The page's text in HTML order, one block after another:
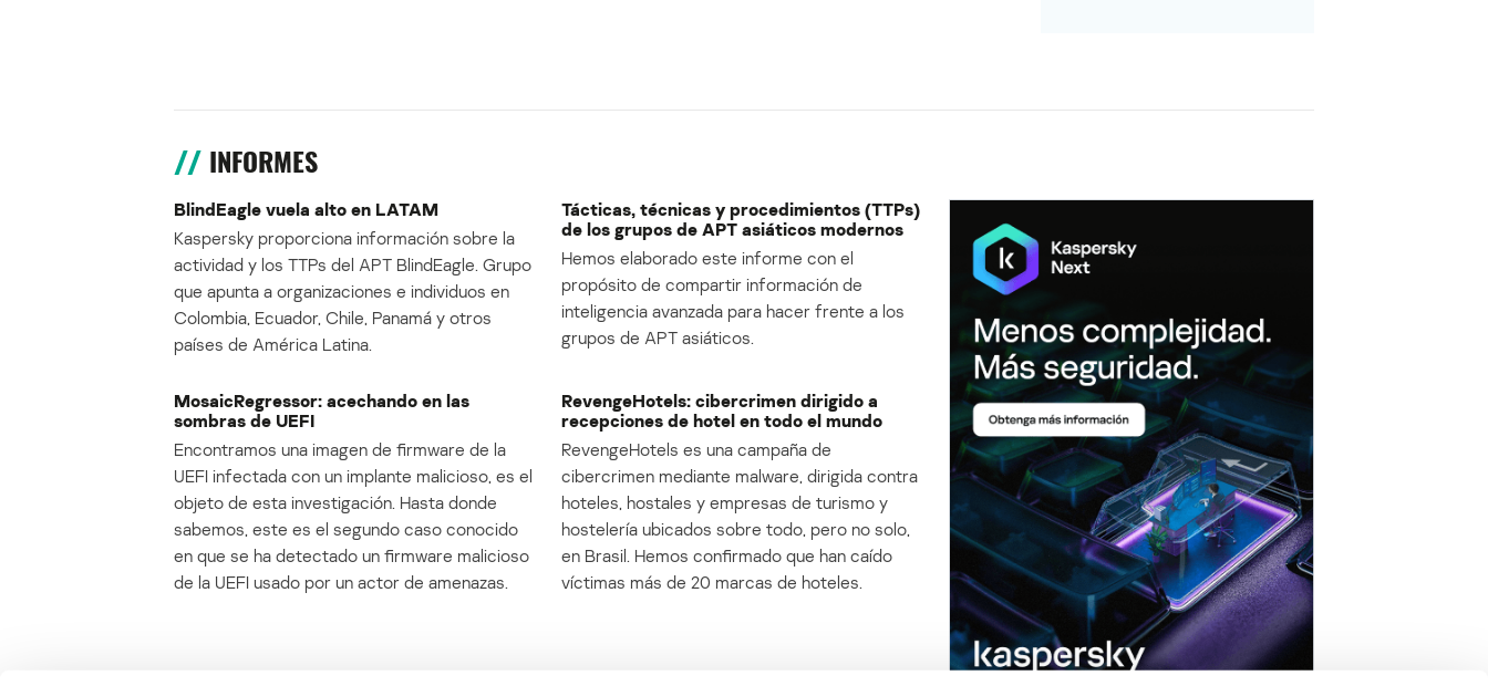
INFORMES
BlindEagle vuela alto en LATAM
Kaspersky proporciona información sobre la
actividad y los TTPs del APT BlindEagle. Grupo
que apunta a organizaciones e individuos en
Colombia, Ecuador, Chile, Panamá y otros
países de América Latina.
Tácticas, técnicas y procedimientos (TTPs)
de los grupos de APT asiáticos modernos
Hemos elaborado este informe con el
propósito de compartir información de
inteligencia avanzada para hacer frente a los
grupos de APT asiáticos.
MosaicRegressor: acechando en las
sombras de UEFI
Encontramos una imagen de firmware de la
UEFI infectada con un implante malicioso, es el
objeto de esta investigación. Hasta donde
sabemos, este es el segundo caso conocido
en que se ha detectado un firmware malicioso
de la UEFI usado por un actor de amenazas.
RevengeHotels: cibercrimen dirigido a
recepciones de hotel en todo el mundo
RevengeHotels es una campaña de
cibercrimen mediante malware, dirigida contra
hoteles, hostales y empresas de turismo y
hostelería ubicados sobre todo, pero no solo,
en Brasil. Hemos confirmado que han caído
víctimas más de 20 marcas de hoteles.